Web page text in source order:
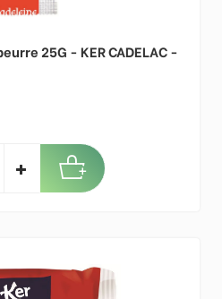
25G - KER CADELAC -